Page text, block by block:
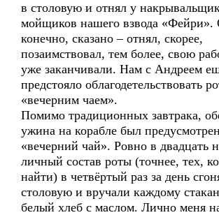
в столовую и отнял у
мойщиков нашего взвода «Фейри».
конечно, сказано – отнял, скорее,
позаимствовал, тем более, свою
уже заканчивали. Нам с Андреем
предстояло облагодетельствовать
«вечерним чаем».
Помимо традиционных завтрака,
ужина на корабле был предусмотрен
«вечерний чай». Ровно в двадцать
личный состав роты (точнее, тех,
найти) в четвёртый раз за день
столовую и вручали каждому
белый хлеб с маслом. Лично меня